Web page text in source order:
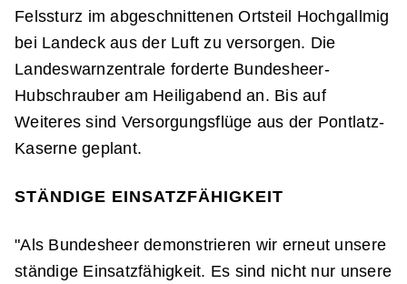
Felssturz im abgeschnittenen Ortsteil Hochgallmig
bei Landeck aus der Luft zu versorgen. Die
Landeswarnzentrale forderte Bundesheer-
Hubschrauber am Heiligabend an. Bis auf
Weiteres sind Versorgungsflüge aus der Pontlatz-
Kaserne geplant.
STÄNDIGE EINSATZFÄHIGKEIT
"Als Bundesheer demonstrieren wir erneut unsere
ständige Einsatzfähigkeit. Es sind nicht nur unsere